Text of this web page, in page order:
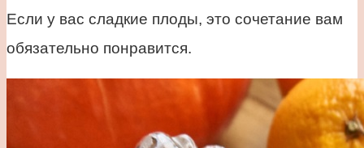
Если у вас сладкие плоды, это сочетание вам
обязательно понравится.